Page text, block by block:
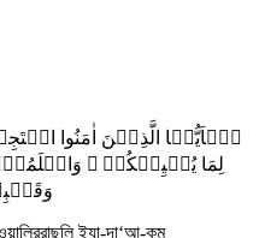
یٰۤاَیُّہَا الَّذِیۡنَ اٰمَنُوا
لِمَا یُحۡیِیۡکُمۡ
ইযা-দা‘আ-কুম